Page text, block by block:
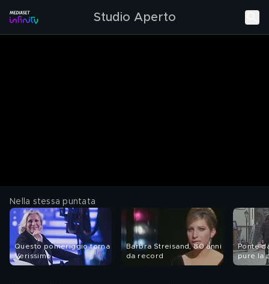
Studio Aperto
Nella stessa puntata
Questo pomeriggio torna
Verissimo
Barbra Streisand, 80 anni
da record
Ponte
pure la